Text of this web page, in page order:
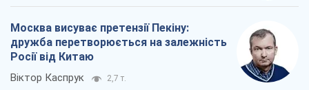
Москва висуває претензії Пекіну:
дружба перетворюється на залежність
Росії від Китаю
Віктор Каспрук 2,7 т.